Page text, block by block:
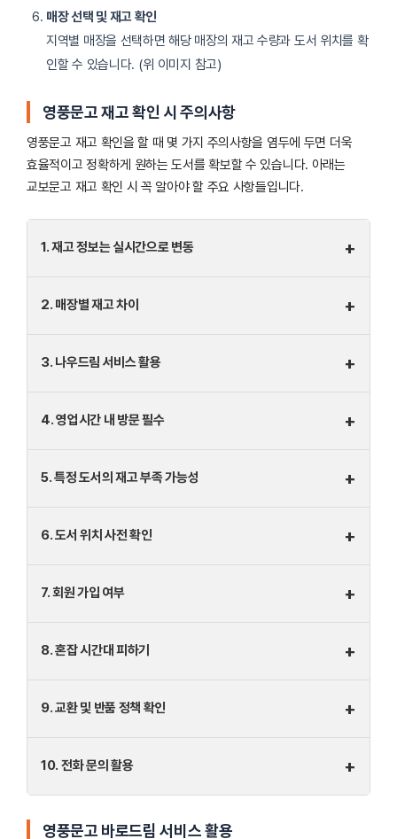
매장 선택 및 재고 확인
지역별 매장을 선택하면 해당 매장의 재고 수량과 도서 위치를 확
인할 수 있습니다. (위 이미지 참고)
영풍문고재고 확인 시 주의사항
영풍문고 재고 확인을 할 때 몇 가지 주의사항을 염두에 두면 더욱
효율적이고 정확하게 원하는 도서를 확보할 수 있습니다. 아래는
교보문고 재고 확인 시 꼭 알아야 할 주요 사항들입니다.
1. 재고 정보는 실시간으로 변동 +
2. 매장별 재고 차이 +
3. 나우드림 서비스 활용 +
4. 영업시간 내 방문 필수 +
5. 특정 도서의 재고 부족 가능성 +
6. 도서 위치 사전 확인 +
7. 회원 가입 여부 +
8. 혼잡 시간대 피하기 +
9. 교환 및 반품 정책 확인 +
10. 전화 문의 활용 +
영풍문고 바로드림 서비스 활용